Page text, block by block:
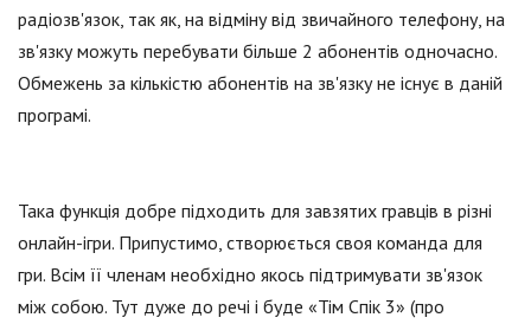
радіозв'язок, так як, на відміну від звичайного телефону, на
зв'язку можуть перебувати більше 2 абонентів одночасно.
Обмежень за кількістю абонентів на зв'язку не існує в даній
програмі.
Така функція добре підходить для завзятих гравців в різні
онлайн-ігри. Припустимо, створюється своя команда для
гри. Всім її членам необхідно якось підтримувати зв'язок
між собою. Тут дуже до речі і буде «Тім Спік 3» (про